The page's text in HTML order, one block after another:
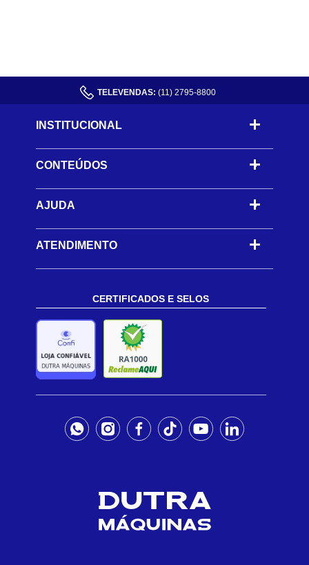
TELEVENDAS: (11) 2795-8800
INSTITUCIONAL
CONTEÚDOS -
AJUDA -
ATENDIMENTO
CERTIFICADOS E SELOS